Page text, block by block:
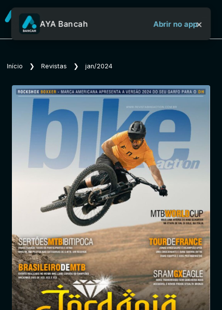
Sobre o Aya Bancah
Revistas
Jornais
Notícias
Entrar
AYA Bancah Abrir no app×
Início ❯ Revistas ❯ jan/2024